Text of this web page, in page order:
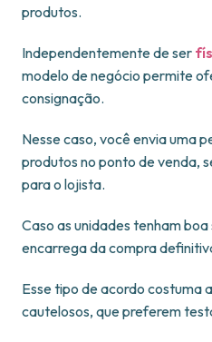
produtos.
Independentemente de ser
modelo de negócio permite
consignação.
Nesse caso, você envia uma
produtos no ponto de venda,
para o lojista.
Caso as unidades tenham
encarrega da compra
Esse tipo de acordo costuma
cautelosos, que preferem